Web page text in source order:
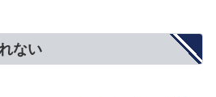
ない